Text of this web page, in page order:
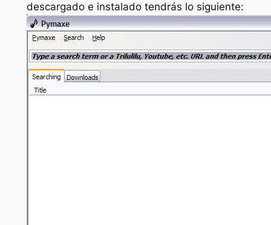
descargado e instalado tendrás lo siguiente: